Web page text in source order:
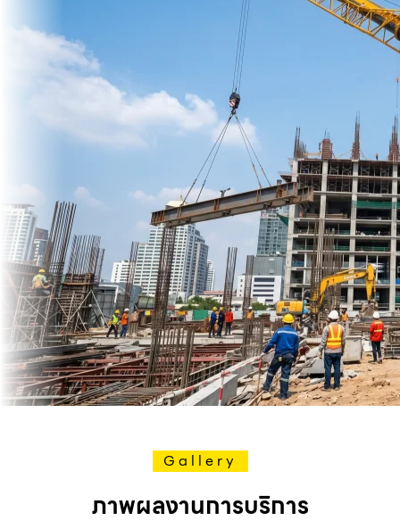
Gallery
ภาพผลงานการบริการ